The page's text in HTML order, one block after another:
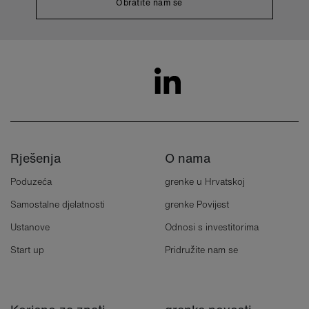
Obratite nam se
Rješenja
Poduzeća
Samostalne djelatnosti
Ustanove
Start up
O nama
grenke u Hrvatskoj
grenke Povijest
Odnosi s investitorima
Pridružite nam se